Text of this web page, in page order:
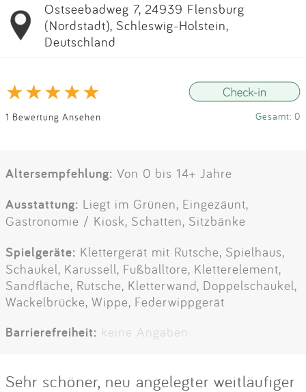
Ostseebadweg 7, 24939 Flensburg
(Nordstadt), Schleswig-Holstein,
Deutschland
1 Bewertung Ansehen Gesamt: 0
Altersempfehlung: Von 0 bis 14+ Jahre
Ausstattung: Liegt im Grünen, Eingezäunt,
Gastronomie / Kiosk, Schatten, Sitzbänke
Spielgeräte: Klettergerät mit Rutsche, Spielhaus,
Schaukel, Karussell, Fußballtore, Kletterelement,
Sandfläche, Rutsche, Kletterwand, Doppelschaukel,
Wackelbrücke, Wippe, Federwippgerät
Barrierefreiheit: keine Angaben
Sehr schöner, neu angelegter weitläufiger